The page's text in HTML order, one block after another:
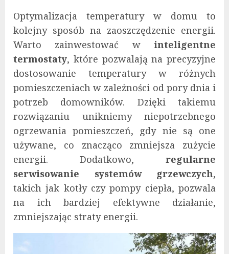
Optymalizacja temperatury w domu to
kolejny sposób na zaoszczędzenie energii.
Warto zainwestować w inteligentne
termostaty, które pozwalają na precyzyjne
dostosowanie temperatury w różnych
pomieszczeniach w zależności od pory dnia i
potrzeb domowników. Dzięki takiemu
rozwiązaniu unikniemy niepotrzebnego
ogrzewania pomieszczeń, gdy nie są one
używane, co znacząco zmniejsza zużycie
energii. Dodatkowo, regularne
serwisowanie systemów grzewczych,
takich jak kotły czy pompy ciepła, pozwala
na ich bardziej efektywne działanie,
zmniejszając straty energii.